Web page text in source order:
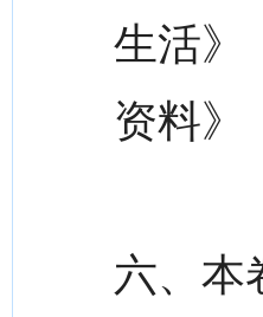
生活》
资料》
六、本